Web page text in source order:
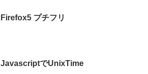
Firefox5 プチフリ
JavascriptでUnixTime